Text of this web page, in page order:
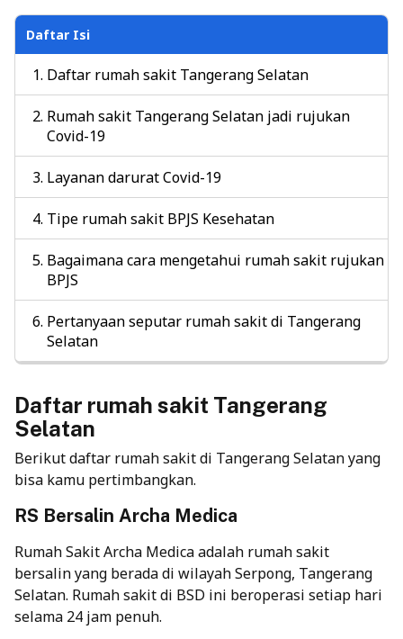
Daftar Isi
Daftar rumah sakit Tangerang Selatan
Rumah sakit Tangerang Selatan jadi rujukan
Covid-19
Layanan darurat Covid-19
Tipe rumah sakit BPJS Kesehatan
Bagaimana cara mengetahui rumah sakit rujukan
BPJS
Pertanyaan seputar rumah sakit di Tangerang
Selatan
Daftar rumah sakit Tangerang
Selatan
Berikut daftar rumah sakit di Tangerang Selatan yang
bisa kamu pertimbangkan.
RS Bersalin Archa Medica
Rumah Sakit Archa Medica adalah rumah sakit
bersalin yang berada di wilayah Serpong, Tangerang
Selatan. Rumah sakit di BSD ini beroperasi setiap hari
selama 24 jam penuh.